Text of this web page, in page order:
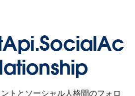
トとソーシャル人格間のフォロ